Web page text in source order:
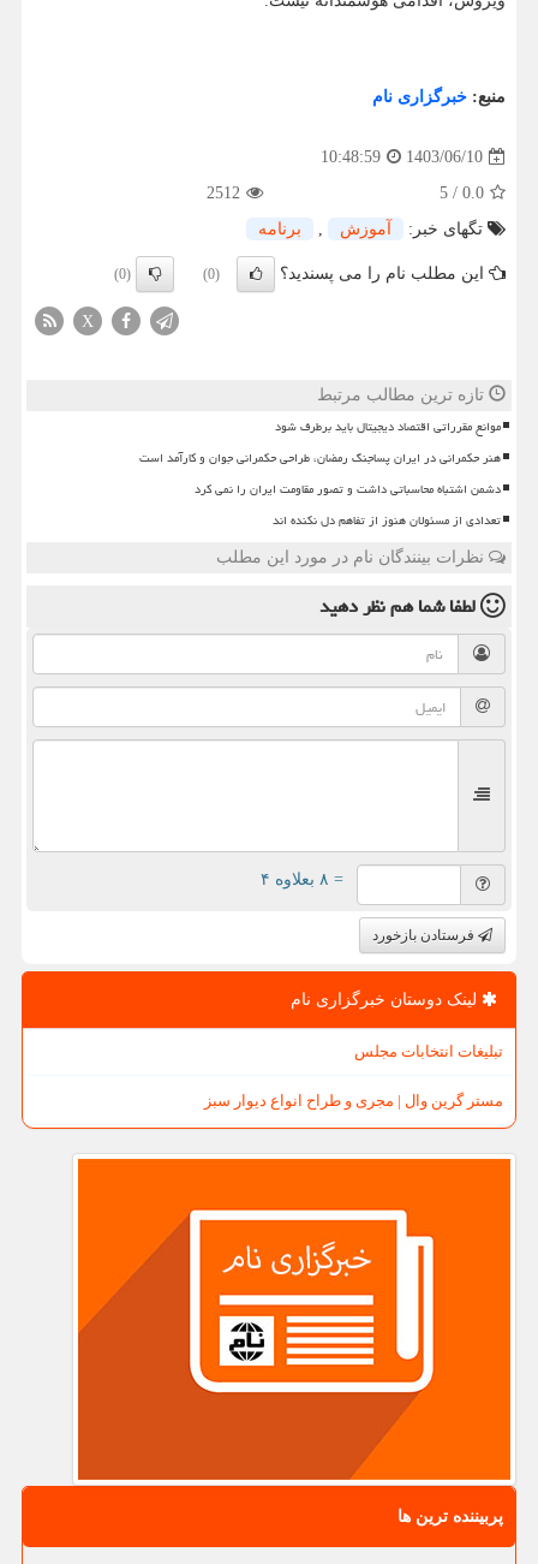
منبع: خبرگزاری نام
1403/06/10
10:48:59
0.0
/
5
2512
تگهای خبر:
آموزش , برنامه
این مطلب نام را می پسندید؟ (0)
(0)
X
تازه ترین مطالب مرتبط
موانع مقرراتی اقتصاد دیجیتال باید برطرف شود
هنر حکمرانی در ایران پساجنگ رمضان، طراحی حکمرانی جوان و کارآمد است
دشمن اشتباه محاسباتی داشت و تصور مقاومت ایران را نمی کرد
تعدادی از مسئولان هنوز از تفاهم دل نکنده اند
نظرات بینندگان نام در مورد این مطلب
لطفا شما همنظر دهید
= ۸ بعلاوه ۴
فرستادن بازخورد
لینک دوستان خبرگزاری نام
تبلیغات انتخابات مجلس
مستر گرین وال | مجری و طراح انواع دیوار سبز
پربیننده ترین ها